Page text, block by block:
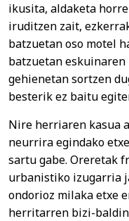
ikusita, aldaketa
iruditzen zait,
batzuetan oso motel
batzuetan
gehienetan sortzen
besterik ez baitu
Nire herriaren kasua
neurrira egindako
sartu gabe. Oreretak
urbanistiko izugarria
ondorioz milaka etxe
herritarren bizi-